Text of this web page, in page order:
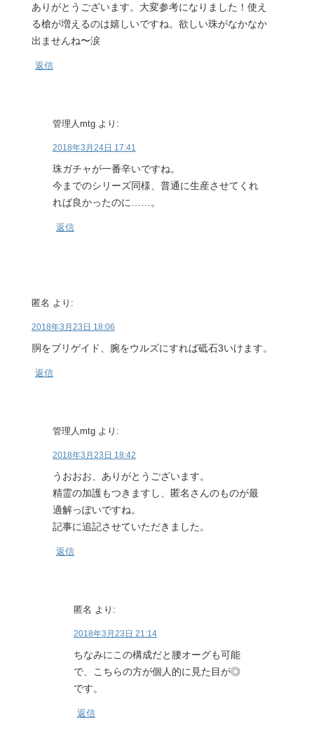
ありがとうございます。大変参考になりました！使え
る槍が増えるのは嬉しいですね。欲しい珠がなかなか
出ませんね〜涙
返信
管理人mtg より:
2018年3月24日 17:41
珠ガチャが一番辛いですね。
今までのシリーズ同様、普通に生産させてくれ
れば良かったのに……。
返信
匿名 より:
2018年3月23日 18:06
胴をブリゲイド、腕をウルズにすれば砥石3いけます。
返信
管理人mtg より:
2018年3月23日 18:42
うおおお、ありがとうございます。
精霊の加護もつきますし、匿名さんのものが最
適解っぽいですね。
記事に追記させていただきました。
返信
匿名 より:
2018年3月23日 21:14
ちなみにこの構成だと腰オーグも可能
で、こちらの方が個人的に見た目が◎
です。
返信